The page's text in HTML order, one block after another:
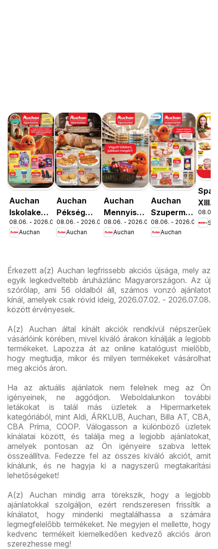
Auchan
Iskolakezdés
ajánlatok
08.06. - 2026.08.19.
Auchan
Auchan
Pékség
ajánlataink
08.06. - 2026.08.12.
Auchan
Auchan
Mennyiségi
kedvezmény
ajánlataink
08.06. - 2026.08.19.
Auchan
Auchan
Szupermarket
akciós
újság
08.06. - 2026.08.12.
Auchan
Spar
XIII.
út
08.06.
Érkezett a(z) Auchan legfrissebb akciós újsága, mely az
egyik legkedveltebb áruházlánc Magyarországon. Az új
szórólap, ami 56 oldalból áll, számos vonzó ajánlatot
kínál, amelyek csak rövid ideig, 2026.07.02. - 2026.07.08.
között érvényesek.
A(z) Auchan által kínált akciók rendkívül népszerűek
vásárlóink körében, mivel kiváló árakon kínálják a legjobb
termékeket. Lapozza át az online katalógust mielőbb,
hogy megtudja, mikor és milyen termékeket vásárolhat
meg akciós áron.
Ha az aktuális ajánlatok nem felelnek meg az Ön
igényeinek, ne aggódjon. Weboldalunkon további
letákokat is talál más üzletek a Hipermarketek
kategóriából, mint Aldi, ÁRKLUB, Auchan, Billa AT, CBA,
CBA Príma, COOP. Válogasson a különböző üzletek
kínálatai között, és találja meg a legjobb ajánlatokat,
amelyek pontosan az Ön igényeire szabva lettek
összeállítva. Fedezze fel az összes kiváló akciót, amit
kínálunk, és ne hagyja ki a nagyszerű megtakarítási
lehetőségeket!
A(z) Auchan mindig arra törekszik, hogy a legjobb
ajánlatokkal szolgáljon, ezért rendszeresen frissítik a
kínálatot, hogy mindenki megtalálhassa a számára
legmegfelelőbb termékeket. Ne megyjen el mellette, hogy
kedvenc termékeit kiemelkedően kedvező akciós áron
szerezhesse meg!